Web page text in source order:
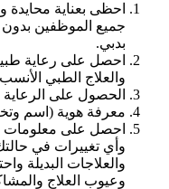
احظى بعناية
جميع الموظفين بدون
بدبي.
احصل على رعاية
والعلاج الطبي
الحصول على
معرفة هوية (اسم
احصل على معلومات
وأي تغييرات في
والعلاجات البديلة
وعيوب العلاج